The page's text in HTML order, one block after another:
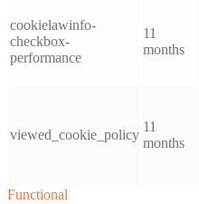
cookielawinfo-
checkbox-
performance
11
months
viewed_cookie_policy
11
months
Functional